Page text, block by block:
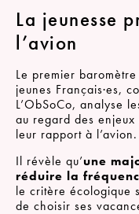
La jeunesse
l’avion
Le premier
jeunes Français·es,
L’ObSoCo, analyse
au regard des
leur rapport à l’avion.
Il révèle qu’une
réduire la
le critère écologique
de choisir ses